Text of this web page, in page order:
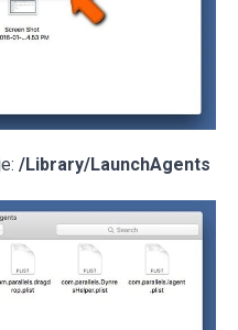
/Library/LaunchAgents